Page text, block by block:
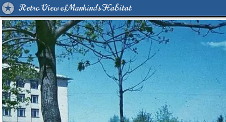
Retro View of Mankind's Habitat